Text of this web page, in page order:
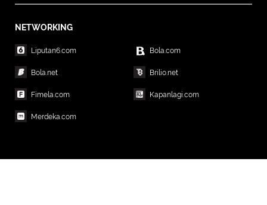
NETWORKING
Liputan6.com Bola.com
Bola.net Brilio.net
Fimela.com Kapanlagi.com
Merdeka.com